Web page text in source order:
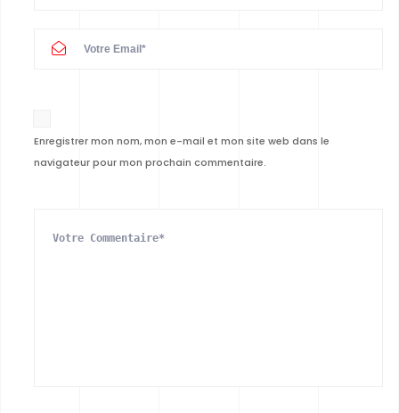
Enregistrer mon nom, mon e-mail et mon site web dans le
navigateur pour mon prochain commentaire.